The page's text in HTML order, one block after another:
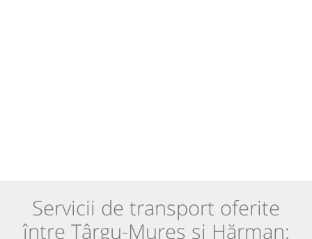
Servicii de transport oferite
între Târgu-Mureș și Hărman: